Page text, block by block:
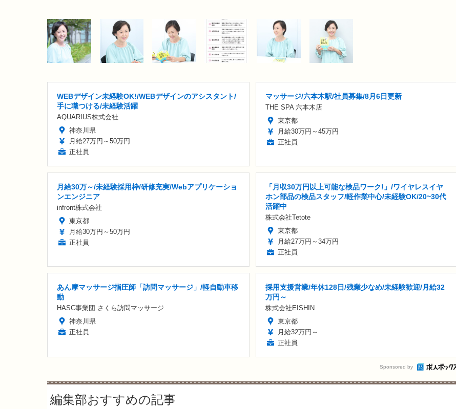
WEBデザイン未経験OK!/WEBデザインのアシスタント/
手に職つける/未経験活躍
AQUARIUS株式会社
神奈川県
月給27万円～50万円
正社員
マッサージ/六本木駅/社員募集/8月6日更新
THE SPA 六本木店
東京都
月給30万円～45万円
正社員
月給30万～/未経験採用枠/研修充実/Webアプリケーショ
ンエンジニア
infront株式会社
東京都
月給30万円～50万円
正社員
「月収30万円以上可能な検品ワーク!」/ワイヤレスイヤ
ホン部品の検品スタッフ/軽作業中心/未経験OK/20~30代
活躍中
株式会社Tetote
東京都
月給27万円～34万円
正社員
あん摩マッサージ指圧師「訪問マッサージ」/軽自動車移
動
HASC事業団 さくら訪問マッサージ
神奈川県
正社員
採用支援営業/年休128日/残業少なめ/未経験歓迎/月給32
万円～
株式会社EISHIN
東京都
月給32万円～
正社員
Sponsored by
編集部おすすめの記事